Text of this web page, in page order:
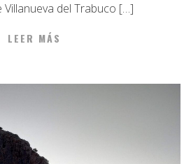
Villanueva del Trabuco […]
LEER MÁS